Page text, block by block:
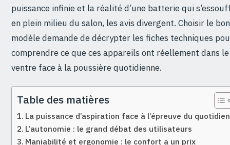
puissance infinie et la réalité d’une batterie qui
en plein milieu du salon, les avis divergent. Choisir le bon
modèle demande de décrypter les fiches techniques
comprendre ce que ces appareils ont réellement dans le
ventre face à la poussière quotidienne.
Table des matières
La puissance d’aspiration face à l’épreuve du quotidien
L’autonomie : le grand débat des utilisateurs
Maniabilité et ergonomie : le confort a un prix